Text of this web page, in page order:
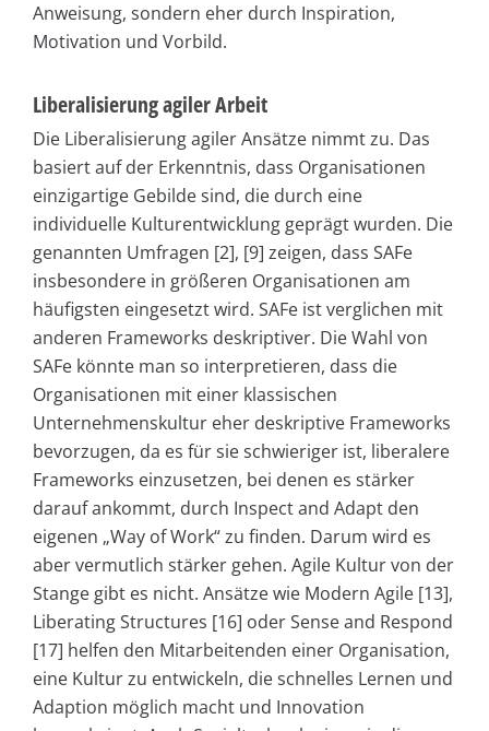
Anweisung, sondern eher durch Inspiration,
Motivation und Vorbild.
Liberalisierung agiler Arbeit
Die Liberalisierung agiler Ansätze nimmt zu. Das
basiert auf der Erkenntnis, dass Organisationen
einzigartige Gebilde sind, die durch eine
individuelle Kulturentwicklung geprägt wurden. Die
genannten Umfragen [2], [9] zeigen, dass SAFe
insbesondere in größeren Organisationen am
häufigsten eingesetzt wird. SAFe ist verglichen mit
anderen Frameworks deskriptiver. Die Wahl von
SAFe könnte man so interpretieren, dass die
Organisationen mit einer klassischen
Unternehmenskultur eher deskriptive Frameworks
bevorzugen, da es für sie schwieriger ist, liberalere
Frameworks einzusetzen, bei denen es stärker
darauf ankommt, durch Inspect and Adapt den
eigenen „Way of Work“ zu finden. Darum wird es
aber vermutlich stärker gehen. Agile Kultur von der
Stange gibt es nicht. Ansätze wie Modern Agile [13],
Liberating Structures [16] oder Sense and Respond
[17] helfen den Mitarbeitenden einer Organisation,
eine Kultur zu entwickeln, die schnelles Lernen und
Adaption möglich macht und Innovation